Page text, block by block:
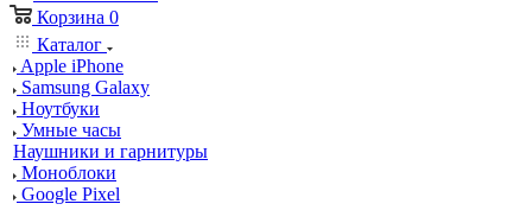
Корзина 0
Каталог
Apple iPhone
Samsung Galaxy
Ноутбуки
Умные часы
Наушники и гарнитуры
Моноблоки
Google Pixel